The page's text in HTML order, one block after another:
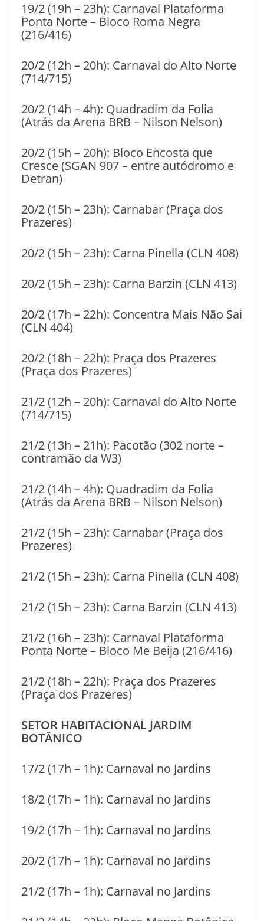
19/2 (19h – 23h): Carnaval Plataforma
Ponta Norte – Bloco Roma Negra
(216/416)
20/2 (12h – 20h): Carnaval do Alto Norte
(714/715)
20/2 (14h – 4h): Quadradim da Folia
(Atrás da Arena BRB – Nilson Nelson)
20/2 (15h – 20h): Bloco Encosta que
Cresce (SGAN 907 – entre autódromo e
Detran)
20/2 (15h – 23h): Carnabar (Praça dos
Prazeres)
20/2 (15h – 23h): Carna Pinella (CLN 408)
20/2 (15h – 23h): Carna Barzin (CLN 413)
20/2 (17h – 22h): Concentra Mais Não Sai
(CLN 404)
20/2 (18h – 22h): Praça dos Prazeres
(Praça dos Prazeres)
21/2 (12h – 20h): Carnaval do Alto Norte
(714/715)
21/2 (13h – 21h): Pacotão (302 norte –
contramão da W3)
21/2 (14h – 4h): Quadradim da Folia
(Atrás da Arena BRB – Nilson Nelson)
21/2 (15h – 23h): Carnabar (Praça dos
Prazeres)
21/2 (15h – 23h): Carna Pinella (CLN 408)
21/2 (15h – 23h): Carna Barzin (CLN 413)
21/2 (16h – 23h): Carnaval Plataforma
Ponta Norte – Bloco Me Beija (216/416)
21/2 (18h – 22h): Praça dos Prazeres
(Praça dos Prazeres)
SETOR HABITACIONAL JARDIM
BOTÂNICO
17/2 (17h – 1h): Carnaval no Jardins
18/2 (17h – 1h): Carnaval no Jardins
19/2 (17h – 1h): Carnaval no Jardins
20/2 (17h – 1h): Carnaval no Jardins
21/2 (17h – 1h): Carnaval no Jardins